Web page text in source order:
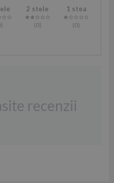
)
2 stele
(0)
1 stea
(0)
recenzii